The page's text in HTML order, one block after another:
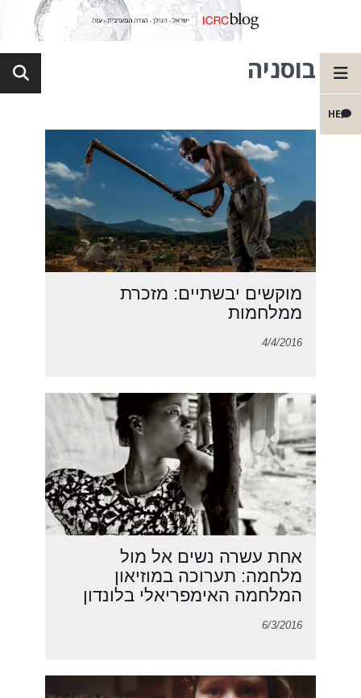
HE
בוסניה
מוקשים יבשתיים: מזכרת
ממלחמות
4/4/2016
אחת עשרה נשים אל מול
מלחמה: תערוכה במוזיאון
המלחמה האימפריאלי בלונדון
6/3/2016